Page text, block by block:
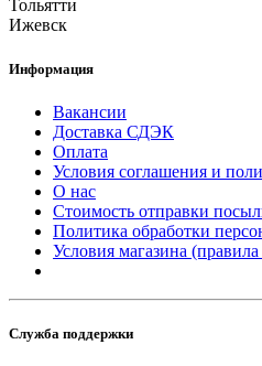
Тольятти
Ижевск
Информация
Вакансии
Доставка СДЭК
Оплата
Условия соглашения и
О нас
Стоимость отправки
Политика обработки
Условия магазина
Служба поддержки